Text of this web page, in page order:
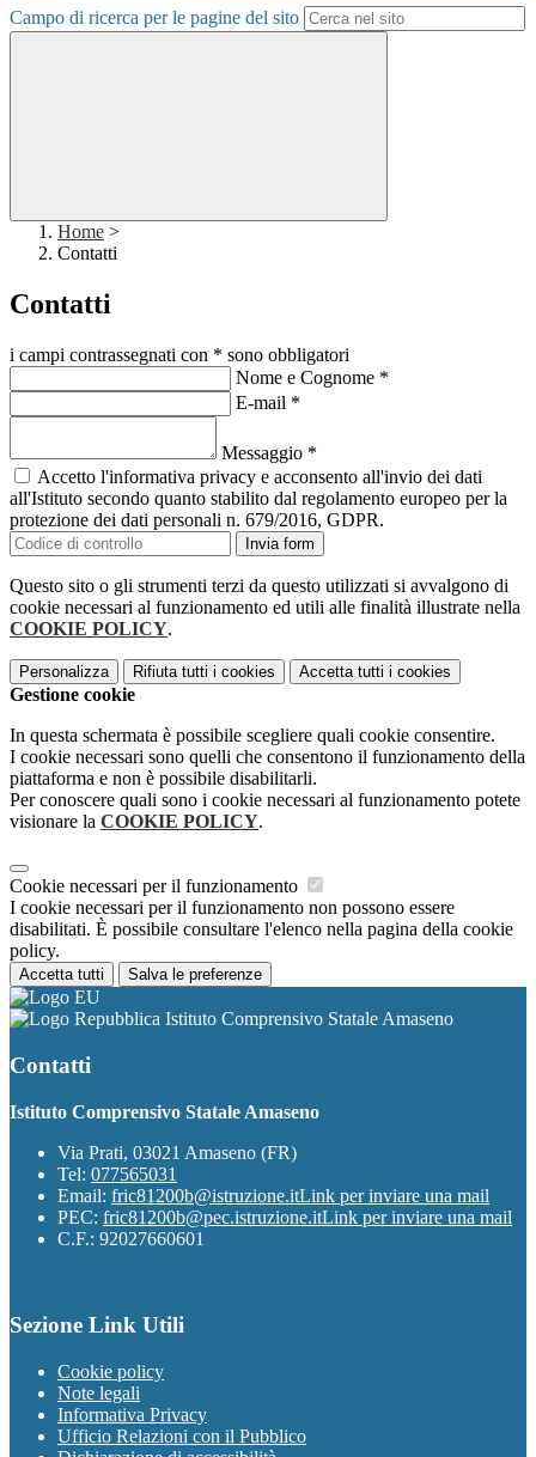
Campo di ricerca per le pagine del sito
Home >
Contatti
Contatti
i campi contrassegnati con * sono obbligatori
Nome e Cognome *
E-mail *
Messaggio *
Accetto l'informativa privacy e acconsento all'invio dei dati
all'Istituto secondo quanto stabilito dal regolamento europeo per la
protezione dei dati personali n. 679/2016, GDPR.
Invia form
Questo sito o gli strumenti terzi da questo utilizzati si avvalgono di
cookie necessari al funzionamento ed utili alle finalità illustrate nella
COOKIE POLICY.
Personalizza Rifiuta tutti i cookies Accetta tutti i cookies
Gestione cookie
In questa schermata è possibile scegliere quali cookie consentire.
I cookie necessari sono quelli che consentono il funzionamento della
piattaforma e non è possibile disabilitarli.
Per conoscere quali sono i cookie necessari al funzionamento potete
visionare la COOKIE POLICY.
Cookie necessari per il funzionamento
I cookie necessari per il funzionamento non possono essere
disabilitati. È possibile consultare l'elenco nella pagina della cookie
policy.
Accetta tutti Salva le preferenze
Istituto Comprensivo Statale Amaseno
Contatti
Istituto Comprensivo Statale Amaseno
Via Prati, 03021 Amaseno (FR)
Tel: 077565031
Email: fric81200b@istruzione.itLink per inviare una mail
PEC: fric81200b@pec.istruzione.itLink per inviare una mail
C.F.: 92027660601
Sezione Link Utili
Cookie policy
Note legali
Informativa Privacy
Ufficio Relazioni con il Pubblico